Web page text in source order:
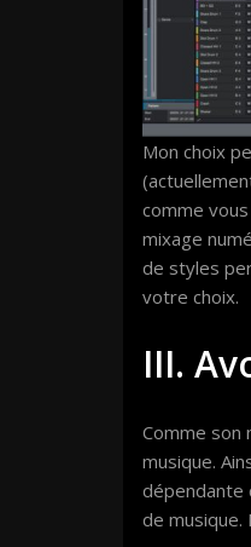
Mon choix
comme
mixage
de styles
votre choix.
III.
Comme son
musique.
dépendante
de musique.